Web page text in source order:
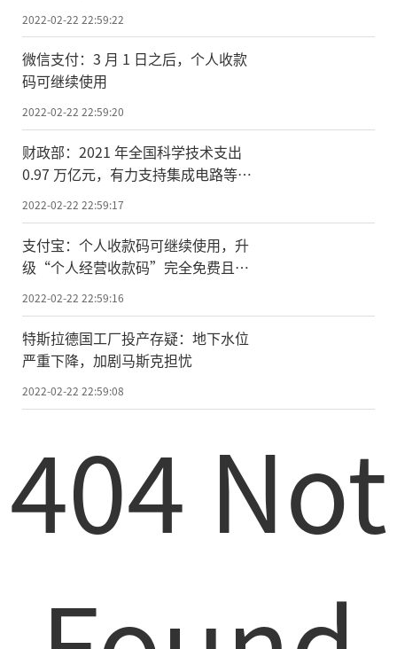
2022-02-22 22:59:22
微信支付：3 月 1 日之后，个人收款
码可继续使用
2022-02-22 22:59:20
财政部：2021 年全国科学技术支出
0.97 万亿元，有力支持集成电路等产
业发展
2022-02-22 22:59:17
支付宝：个人收款码可继续使用，升
级“个人经营收款码”完全免费且保
留“提现免费”等权益
2022-02-22 22:59:16
特斯拉德国工厂投产存疑：地下水位
严重下降，加剧马斯克担忧
2022-02-22 22:59:08
404 Not